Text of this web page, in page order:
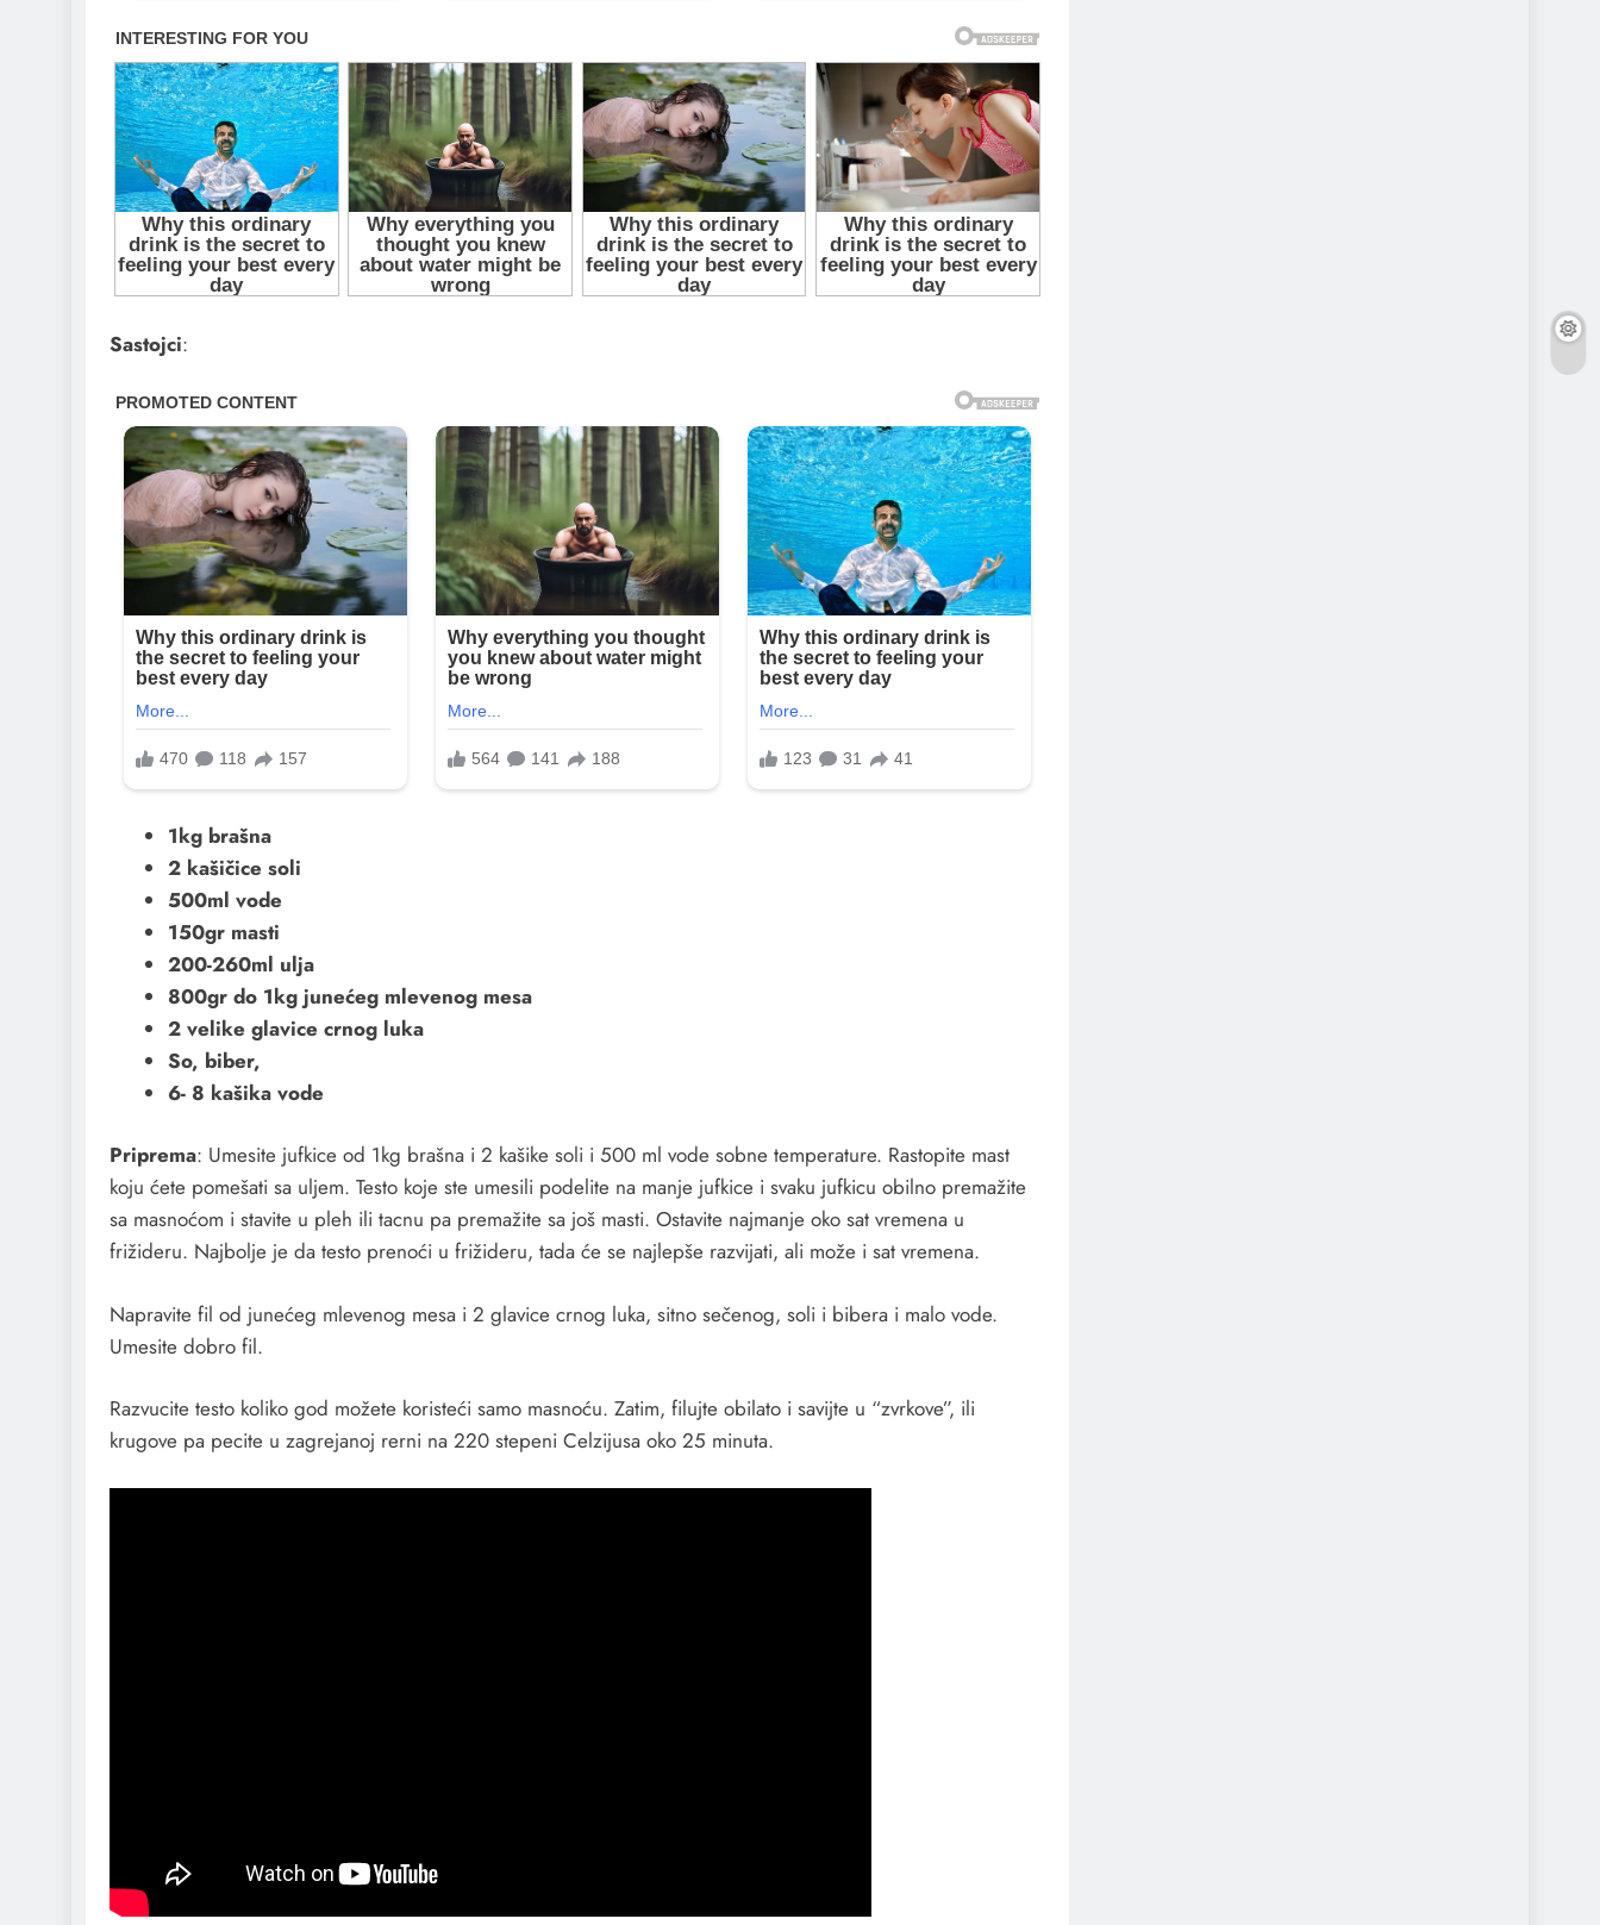
Sastojci:
1kg brašna
2 kašičice soli
500ml vode
150gr masti
200-260ml ulja
800gr do 1kg junećeg mlevenog mesa
2 velike glavice crnog luka
So, biber,
6- 8 kašika vode
Priprema: Umesite jufkice od 1kg brašna i 2 kašike soli i 500 ml vode sobne temperature. Rastopite mast
koju ćete pomešati sa uljem. Testo koje ste umesili podelite na manje jufkice i svaku jufkicu obilno premažite
sa masnoćom i stavite u pleh ili tacnu pa premažite sa još masti. Ostavite najmanje oko sat vremena u
frižideru. Najbolje je da testo prenoći u frižideru, tada će se najlepše razvijati, ali može i sat vremena.
Napravite fil od junećeg mlevenog mesa i 2 glavice crnog luka, sitno sečenog, soli i bibera i malo vode.
Umesite dobro fil.
Razvucite testo koliko god možete koristeći samo masnoću. Zatim, filujte obilato i savijte u “zvrkove”, ili
krugove pa pecite u zagrejanoj rerni na 220 stepeni Celzijusa oko 25 minuta.